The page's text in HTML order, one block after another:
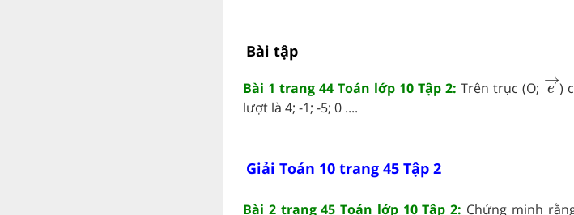
Bài tập
Bài 1 trang 44 Toán lớp 10 Tập 2:Trên trục (O;
→
e
e→
)
lượt là 4; -1; -5; 0 ....
Giải Toán 10 trang 45 Tập 2
Bài 2 trang 45 Toán lớp 10 Tập 2: Chứng minh